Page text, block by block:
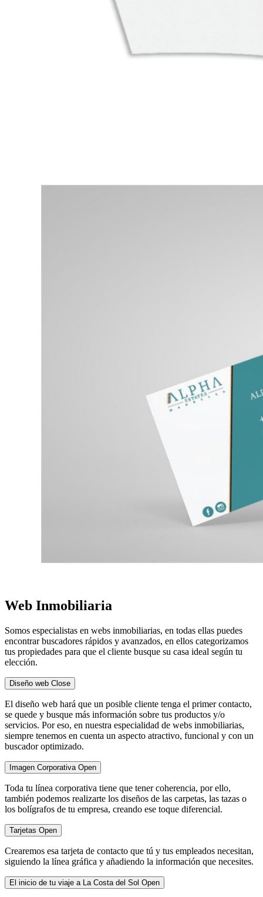
Web Inmobiliaria
Somos especialistas en webs inmobiliarias, en todas ellas puedes
encontrar buscadores rápidos y avanzados, en ellos categorizamos
tus propiedades para que el cliente busque su casa ideal según tu
elección.
Diseño web Close
El diseño web hará que un posible cliente tenga el primer contacto,
se quede y busque más información sobre tus productos y/o
servicios. Por eso, en nuestra especialidad de webs inmobiliarias,
siempre tenemos en cuenta un aspecto atractivo, funcional y con un
buscador optimizado.
Imagen Corporativa Open
Toda tu línea corporativa tiene que tener coherencia, por ello,
también podemos realizarte los diseños de las carpetas, las tazas o
los bolígrafos de tu empresa, creando ese toque diferencial.
Tarjetas Open
Crearemos esa tarjeta de contacto que tú y tus empleados necesitan,
siguiendo la línea gráfica y añadiendo la información que necesites.
El inicio de tu viaje a La Costa del Sol Open